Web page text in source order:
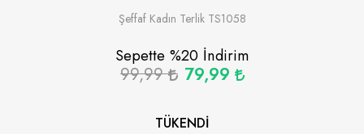
Şeffaf Kadın Terlik TS1058
Sepette %20İndirim
99,99 79,99
TÜKENDI